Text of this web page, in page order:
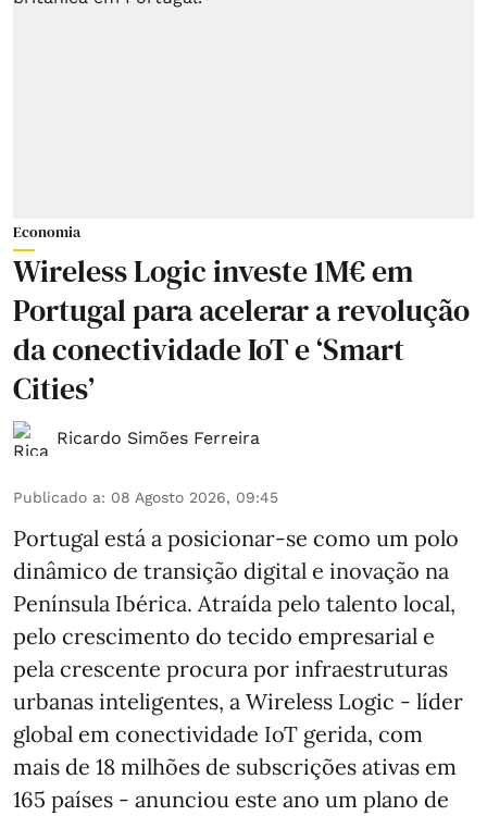
Economia
Wireless Logic investe 1M€ em
Portugal para acelerar a revolução
da conectividade IoT e ‘Smart
Cities’
Ricardo Simões Ferreira
Publicado a: 08 Agosto 2026, 09:45
Portugal está a posicionar-se como um polo
dinâmico de transição digital e inovação na
Península Ibérica. Atraída pelo talento local,
pelo crescimento do tecido empresarial e
pela crescente procura por infraestruturas
urbanas inteligentes, a Wireless Logic - líder
global em conectividade IoT gerida, com
mais de 18 milhões de subscrições ativas em
165 países - anunciou este ano um plano de